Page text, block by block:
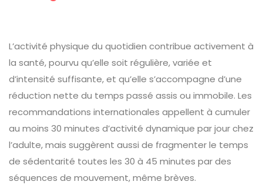
L’activité physique du quotidien contribue activement à
la santé, pourvu qu’elle soit régulière, variée et
d’intensité suffisante, et qu’elle s’accompagne d’une
réduction nette du temps passé assis ou immobile. Les
recommandations internationales appellent à cumuler
au moins 30 minutes d’activité dynamique par jour chez
l’adulte, mais suggèrent aussi de fragmenter le temps
de sédentarité toutes les 30 à 45 minutes par des
séquences de mouvement, même brèves.